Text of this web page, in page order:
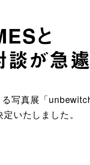
と
談が急
写真展「
いたしました。